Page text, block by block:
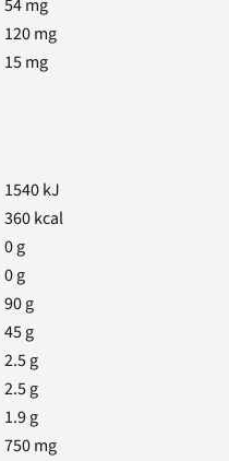
54mg
120mg
15mg
1540kJ
360kcal
0g
0g
90g
45g
2.5g
2.5g
1.9g
750mg